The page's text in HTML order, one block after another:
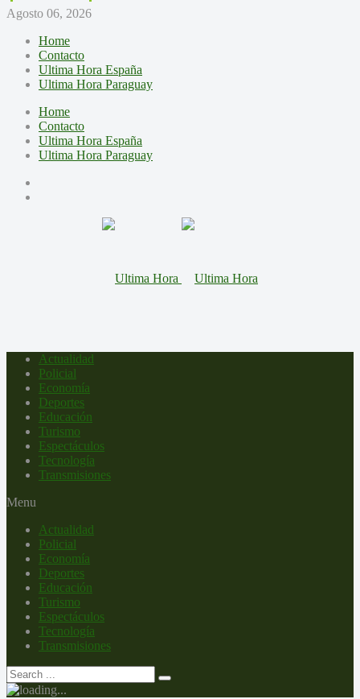
Agosto 06, 2026
Home
Contacto
Ultima Hora España
Ultima Hora Paraguay
Home
Contacto
Ultima Hora España
Ultima Hora Paraguay
Actualidad
Policial
Economía
Deportes
Educación
Turismo
Espectáculos
Tecnología
Transmisiones
Menu
Actualidad
Policial
Economía
Deportes
Educación
Turismo
Espectáculos
Tecnología
Transmisiones